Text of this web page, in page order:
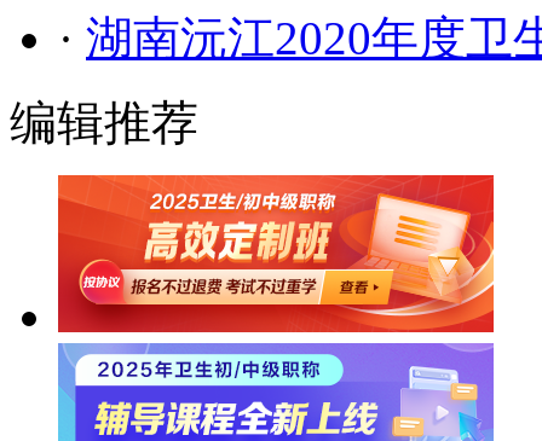
· 湖南沅江2020年度卫
编辑推荐